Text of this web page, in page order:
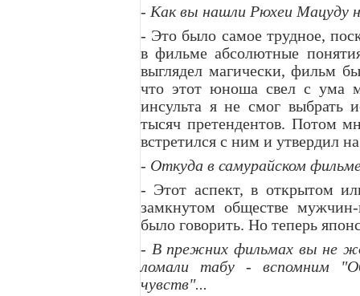
- Как вы нашли Рюхеи Мацуду
- Это было самое трудное,
в фильме абсолютные
выглядел магически, фильм
что этот юноша свел с ума
инсульта я не смог выбрать
тысяч претендентов. Потом
встретился с ним и утвердил
- Откуда в самурайском
- Этот аспект, в открытом
замкнутом обществе
было говорить. Но теперь
- В прежних фильмах вы не
ломали табу - вспомним
чувств"...